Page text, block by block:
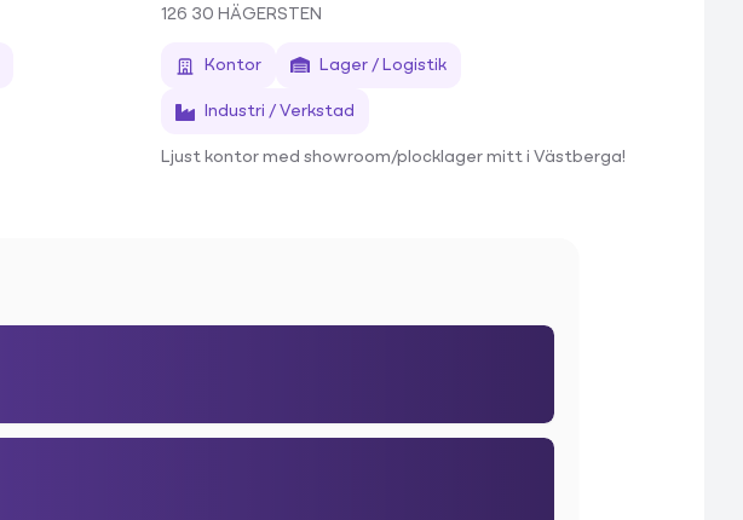
126 30 HÄGERSTEN
Kontor Lager / Logistik
Industri / Verkstad
Ljust kontor med showroom/plocklager mitt i Västberga!